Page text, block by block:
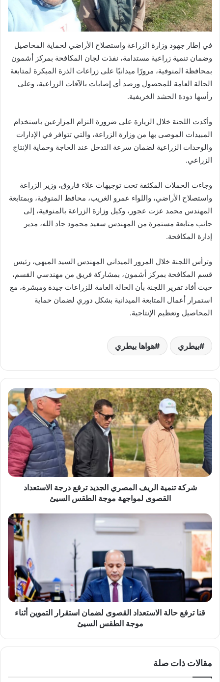
في إطار جهود وزارة الزراعة واستصلاح الأراضي لحماية المحاصيل
وضمان تنمية زراعية مستدامة، نفذت لجان المكافحة بمركز أشمون
بمحافظة المنوفية، مرورًا ميدانيًا على زراعات الذرة المبكرة لمتابعة
الحالة العامة للمحصول ورصد أي إصابات بالآفات الزراعية، وعلى
رأسها دودة الحشد الخريفية.
وأكدت اللجنة خلال الزيارة على ضرورة التزام المزارعين باستخدام
المبيدات الموصى بها من وزارة الزراعة، والتي تتوافر في الإدارات
والوحدات الزراعية لضمان سرعة التدخل عند الحاجة وحماية الإنتاج
الزراعي.
وجاءت الحملات المكثفة تحت توجيهات علاء فاروق، وزير الزراعة
واستصلاح الأراضي، واللواء عمرو الغريب، محافظ المنوفية، وبمتابعة
المهندس محمد عزت عجور، وكيل وزارة الزراعة بالمنوفية، إلى
جانب متابعة مستمرة من المهندس سعيد محمود جاد الله، مدير
إدارة المكافحة.
وترأس اللجنة خلال المرور الميداني المهندس السيد الميهي، رئيس
قسم المكافحة بمركز أشمون، بمشاركة فريق من مهندسي القسم،
حيث أفاد تقرير اللجنة بأن الحالة العامة للزراعات جيدة ومبشرة، مع
استمرار أعمال المتابعة الميدانية بشكل دوري لضمان حماية
المحاصيل وتعظيم الإنتاجية.
بيطري هواها بيطري
شركة
تنمية
الريف
المصري
الجديد
ترفع
درجة
الاستعداد
القصوى
لمواجهة
السيئ
شركة تنمية الريف المصري الجديد ترفع درجة الاستعداد
القصوى لمواجهة موجة الطقس السيئ
قنا
ترفع
الاستعداد
القصوى
لضمان
استقرار
التموين
أثناء
موجة
قنا ترفع حالة الاستعداد القصوى لضمان استقرار التموين أثناء
موجة الطقس السيئ
مقالات ذات صلة